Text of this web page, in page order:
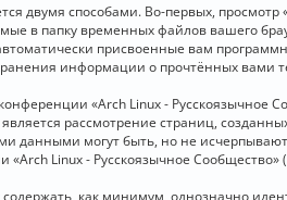
двумя способами. Во-первых,
в папку временных файлов вашего
присвоенные вам
информации о прочтённых
«Arch Linux -
является рассмотрение страниц,
данными могут быть, но не
«Arch Linux - Русскоязычное
содержать, как минимум, однозначно